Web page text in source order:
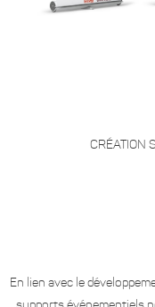
CRÉATION
En lien avec le